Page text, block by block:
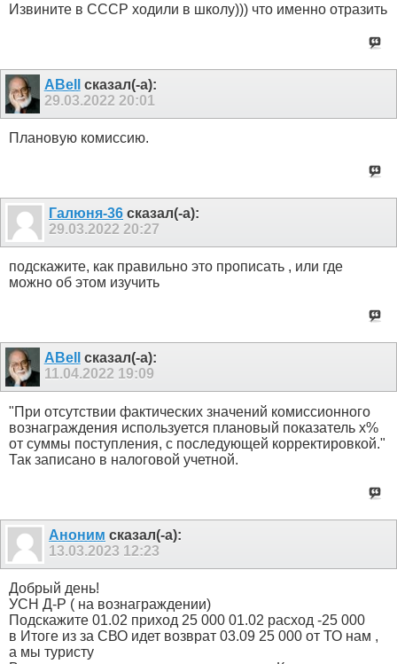
Извините в СССР ходили в школу))) что именно отразить
ABell
сказал(-а):
29.03.2022 20:01
Плановую комиссию.
Галюня-36 сказал(-а):
29.03.2022 20:27
подскажите, как правильно это прописать , или где
можно об этом изучить
ABell
сказал(-а):
11.04.2022 19:09
"При отсутствии фактических значений комиссионного
вознаграждения используется плановый показатель х%
от суммы поступления, с последующей корректировкой."
Так записано в налоговой учетной.
Аноним сказал(-а):
13.03.2023 12:23
Добрый день!
УСН Д-Р ( на вознаграждении)
Подскажите 01.02 приход 25 000 01.02 расход -25 000
в Итоге из за СВО идет возврат 03.09 25 000 от ТО нам ,
а мы туристу